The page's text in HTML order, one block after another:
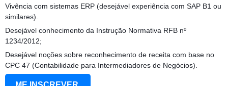
Vivência com sistemas ERP (desejável experiência com SAP B1 ou
similares).
Desejável conhecimento da Instrução Normativa RFB nº
1234/2012;
Desejável noções sobre reconhecimento de receita com base no
CPC 47 (Contabilidade para Intermediadores de Negócios).